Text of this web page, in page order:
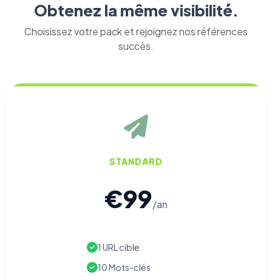
Obtenez la même visibilité.
Choisissez votre pack et rejoignez nos références
succès.
STANDARD
€99/an
1 URL cible
10 Mots-clés